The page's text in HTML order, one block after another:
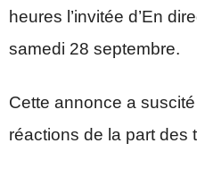
heures l’invitée d’En
samedi 28 septembre.
Cette annonce a
réactions de la part des